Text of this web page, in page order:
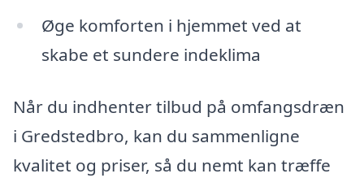
Øge komforten i hjemmet ved at
skabe et sundere indeklima
Når du indhenter tilbud på omfangsdræn
i Gredstedbro, kan du sammenligne
kvalitet og priser, så du nemt kan træffe